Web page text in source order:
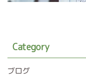
Category
ブログ